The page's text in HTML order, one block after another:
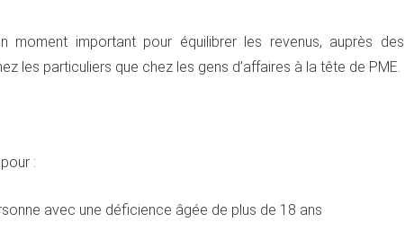
moment important pour équilibrer les revenus, auprès des
les particuliers que chez les gens d’affaires à la tête de PME.
:
avec une déficience âgée de plus de 18 ans